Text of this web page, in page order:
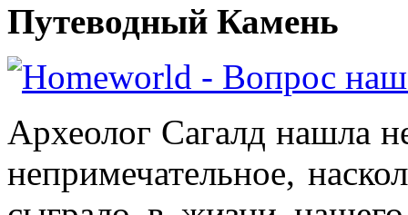
Путеводный Камень
Археолог Сагалд нашла
непримечательное,